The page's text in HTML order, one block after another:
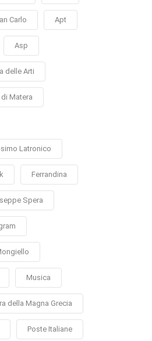
Carlo Apt
Asp
delle Arti
Matera
Latronico
Ferrandina
Spera
Musica
della Magna Grecia
Poste Italiane